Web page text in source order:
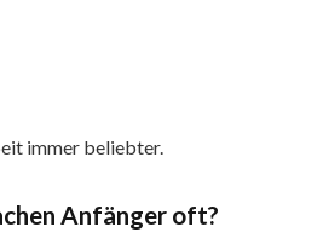
immer beliebter.
Anfänger oft?